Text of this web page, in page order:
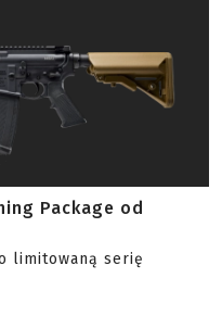
Package od
limitowaną serię